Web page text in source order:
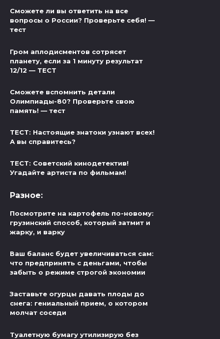
Сможете ли вы ответить на все
вопросы о России? Проверьте себя! —
тест
Гром аплодисментов сотрясет
планету, если за 1 минуту результат
12/12 — ТЕСТ
Сможете вспомнить детали
Олимпиады-80? Проверьте свою
память! — тест
ТЕСТ: Настоящие знатоки узнают всех!
А вы справитесь?
ТЕСТ: Советский кинодетектив!
Угадайте артиста по фильмам!
Разное:
Посмотрите на картофель по-новому:
грузинский способ, который затмит и
жарку, и варку
Ваш баланс будет увеличиваться сам:
что предпринять с деньгами, чтобы
забыть о режиме строгой экономии
Заставьте огурцы давать плоды до
снега: гениальный прием, о котором
молчат соседи
Туалетную бумагу утилизирую без